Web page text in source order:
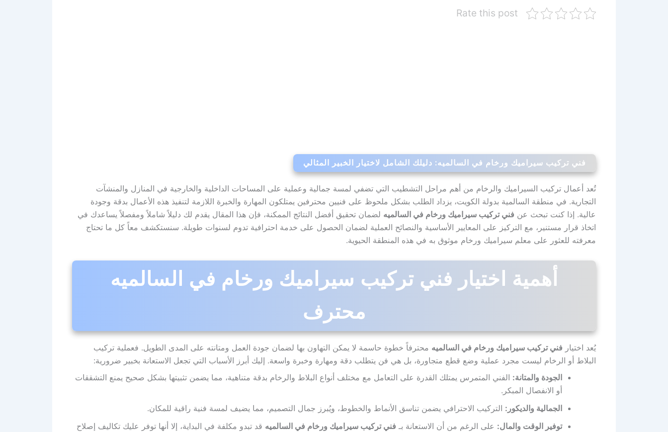
Rate this post
فني تركيب سيراميك ورخام في السالميه: دليلك الشامل لاختيار الخبير المثالي
تُعد أعمال تركيب السيراميك والرخام من أهم مراحل التشطيب التي تضفي لمسة جمالية وعملية على المساحات الداخلية والخارجية في المنازل والمنشآت
التجارية. في منطقة السالمية بدولة الكويت، يزداد الطلب بشكل ملحوظ على فنيين محترفين يمتلكون المهارة والخبرة اللازمة لتنفيذ هذه الأعمال بدقة وجودة
عالية. إذا كنت تبحث عن فني تركيب سيراميك ورخام في السالميه لضمان تحقيق أفضل النتائج الممكنة، فإن هذا المقال يقدم لك دليلاً شاملاً ومفصلاً يساعدك في
اتخاذ قرار مستنير، مع التركيز على المعايير الأساسية والنصائح العملية لضمان الحصول على خدمة احترافية تدوم لسنوات طويلة. سنستكشف معاً كل ما تحتاج
معرفته للعثور على معلم سيراميك ورخام موثوق به في هذه المنطقة الحيوية.
أهمية اختيار فني تركيب سيراميك ورخام في السالميه
محترف
يُعد اختيار فني تركيب سيراميك ورخام في السالميه محترفاً خطوة حاسمة لا يمكن التهاون بها لضمان جودة العمل ومتانته على المدى الطويل. فعملية تركيب
البلاط أو الرخام ليست مجرد عملية وضع قطع متجاورة، بل هي فن يتطلب دقة ومهارة وخبرة واسعة. إليك أبرز الأسباب التي تجعل الاستعانة بخبير ضرورية:
الجودة والمتانة: الفني المتمرس يمتلك القدرة على التعامل مع مختلف أنواع البلاط والرخام بدقة متناهية، مما يضمن تثبيتها بشكل صحيح يمنع التشققات
أو الانفصال المبكر.
الجمالية والديكور: التركيب الاحترافي يضمن تناسق الأنماط والخطوط، ويُبرز جمال التصميم، مما يضيف لمسة فنية راقية للمكان.
توفير الوقت والمال: على الرغم من أن الاستعانة بـ فني تركيب سيراميك ورخام في السالميه قد تبدو مكلفة في البداية، إلا أنها توفر عليك تكاليف إصلاح